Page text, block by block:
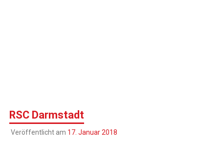
RSC Darmstadt
Veröffentlicht am 17. Januar 2018